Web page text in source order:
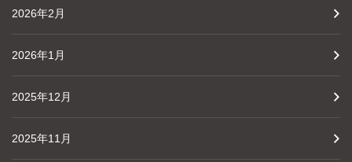
2026年2月
2026年1月
2025年12月
2025年11月